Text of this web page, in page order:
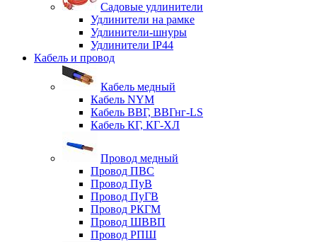
Садовые удлинители
Удлинители на рамке
Удлинители-шнуры
Удлинители IP44
Кабель и провод
Кабель медный
Кабель NYM
Кабель ВВГ, ВВГнг-LS
Кабель КГ, КГ-ХЛ
Провод медный
Провод ПВС
Провод ПуВ
Провод ПуГВ
Провод РКГМ
Провод ШВВП
Провод РПШ